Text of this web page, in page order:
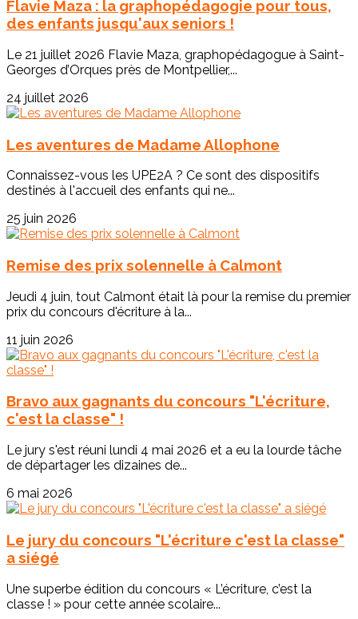
Flavie Maza : la graphopédagogie pour tous,
des enfants jusqu'aux seniors !
Le 21 juillet 2026 Flavie Maza, graphopédagogue à Saint-
Georges d’Orques près de Montpellier,...
24 juillet 2026
Les aventures de Madame Allophone
Connaissez-vous les UPE2A ? Ce sont des dispositifs
destinés à l'accueil des enfants qui ne...
25 juin 2026
Remise des prix solennelle à Calmont
Jeudi 4 juin, tout Calmont était là pour la remise du premier
prix du concours d'écriture à la...
11 juin 2026
Bravo aux gagnants du concours "L'écriture,
c'est la classe" !
Le jury s'est réuni lundi 4 mai 2026 et a eu la lourde tâche
de départager les dizaines de...
6 mai 2026
Le jury du concours "L'écriture c'est la classe"
a siégé
Une superbe édition du concours « L’écriture, c’est la
classe ! » pour cette année scolaire...